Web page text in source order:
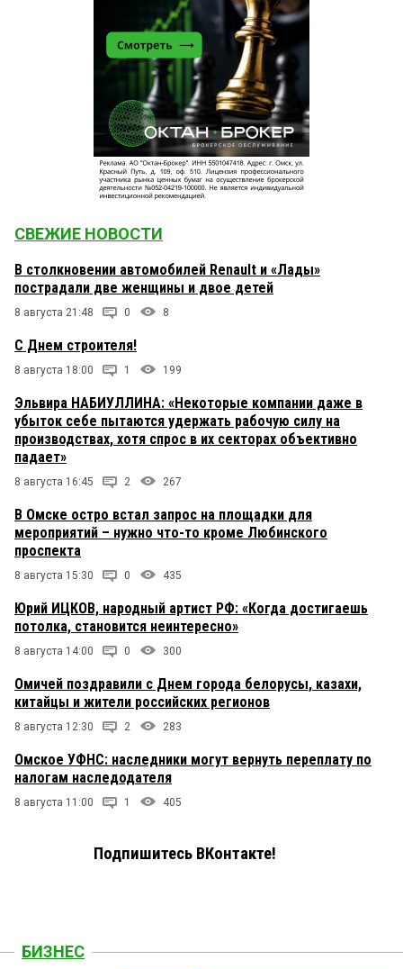
СВЕЖИЕ НОВОСТИ
В столкновении автомобилей Renault и «Лады»
пострадали две женщины и двое детей
8 августа 21:48 0 8
С Днем строителя!
8 августа 18:00 1 199
Эльвира НАБИУЛЛИНА: «Некоторые компании даже в
убыток себе пытаются удержать рабочую силу на
производствах, хотя спрос в их секторах объективно
падает»
8 августа 16:45 2 267
В Омске остро встал запрос на площадки для
мероприятий – нужно что-то кроме Любинского
проспекта
8 августа 15:30 0 435
Юрий ИЦКОВ, народный артист РФ: «Когда достигаешь
потолка, становится неинтересно»
8 августа 14:00 0 300
Омичей поздравили с Днем города белорусы, казахи,
китайцы и жители российских регионов
8 августа 12:30 2 283
Омское УФНС: наследники могут вернуть переплату по
налогам наследодателя
8 августа 11:00 1 405
Подпишитесь ВКонтакте!
БИЗНЕС